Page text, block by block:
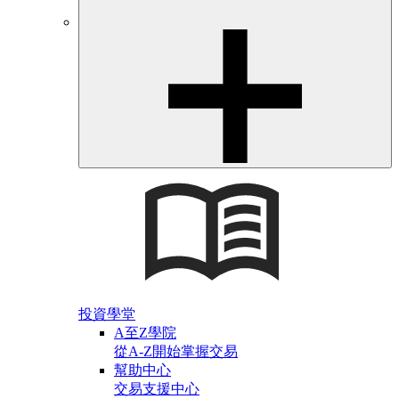
投資學堂
A至Z學院
從A-Z開始掌握交易
幫助中心
交易支援中心